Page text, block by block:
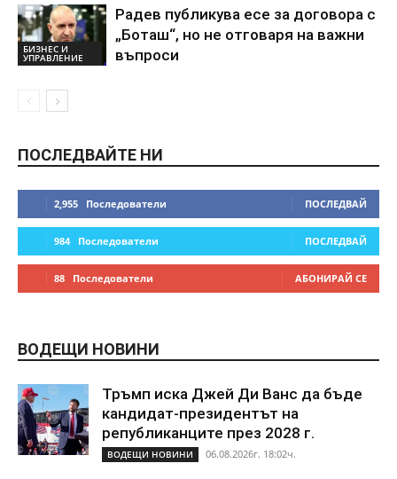
БИЗНЕС И
УПРАВЛЕНИЕ
Радев публикува есе за договора с
„Боташ“, но не отговаря на важни
въпроси
ПОСЛЕДВАЙТЕ НИ
2,955 Последователи ПОСЛЕДВАЙ
984 Последователи ПОСЛЕДВАЙ
88 Последователи АБОНИРАЙ СЕ
ВОДЕЩИ НОВИНИ
Тръмп иска Джей Ди Ванс да бъде
кандидат-президентът на
републиканците през 2028 г.
ВОДЕЩИ НОВИНИ 06.08.2026г. 18:02ч.